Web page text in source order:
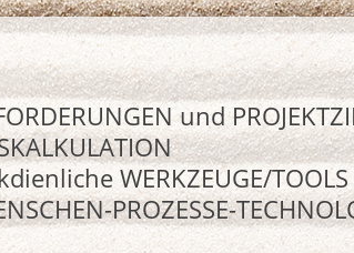
und
WERKZEUGE/
PROZESSE-